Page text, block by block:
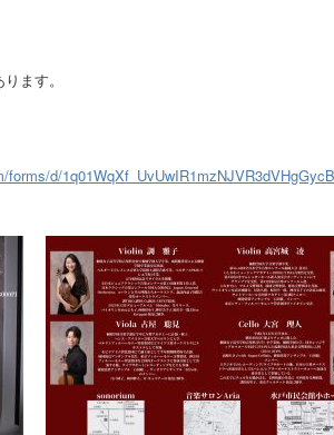
ます。
forms/d/